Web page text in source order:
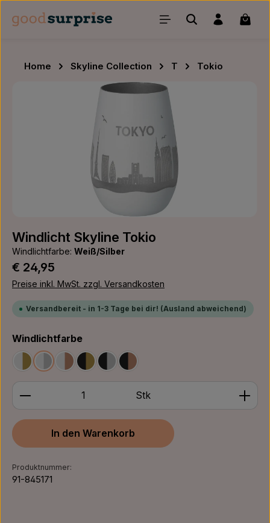
Zum Hauptinhalt springen
Home Skyline Collection T
Tokio
Bildergalerie überspringen
Windlicht Skyline Tokio
Windlichtfarbe: Weiß/Silber
Regulärer Preis:
€ 24,95
Preise inkl. MwSt. zzgl. Versandkosten
Versandbereit - in 1-3 Tage bei dir! (Ausland abweichend)
Windlichtfarbeauswählen
Weiß/GoldWeiß/Silber
Weiß/Bronze
Schwarz/Gold
Schwarz/Silber
Schwarz/Bronze
Produkt Anzahl: Gib den gewünschten Wert ein
Stk
In den Warenkorb
Produktnummer:
91-845171